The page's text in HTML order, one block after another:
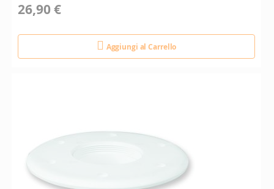
26,90 €
Aggiungi al Carrello